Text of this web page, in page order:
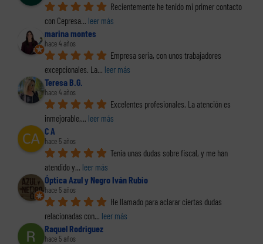
Recientemente he tenido mi primer contacto
con Cepresa
leer más
marina montes
hace 4 años
Empresa seria, con unos trabajadores
excepcionales. La
leer más
Teresa B.G.
hace 4 años
Excelentes profesionales. La atención es
inmejorable,
leer más
C A
hace 5 años
Tenia unas dudas sobre fiscal, y me han
atendido y
leer más
Óptica Azul y Negro Iván Rubio
hace 5 años
He llamado para aclarar ciertas dudas
relacionadas con
leer más
Raquel Rodriguez
hace 5 años